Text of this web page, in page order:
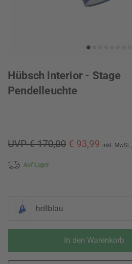
Hübsch Interior - Stage
Pendelleuchte
UVP € 170,00 € 93,99 inkl. MwSt.,
Auf Lager
hellblau
In den Warenkorb